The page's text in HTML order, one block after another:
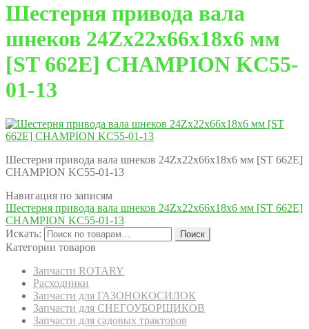
Шестерня привода вала
шнеков 24Zх22х66х18х6 мм
[ST 662E] CHAMPION KC55-
01-13
Шестерня привода вала шнеков 24Zх22х66х18х6 мм [ST 662E]
CHAMPION KC55-01-13
Навигация по записям
Шестерня привода вала шнеков 24Zх22х66х18х6 мм [ST 662E]
CHAMPION KC55-01-13
Искать:
Поиск
Категории товаров
Запчасти ROTARY
Расходники
Запчасти для ГАЗОНОКОСИЛОК
Запчасти для СНЕГОУБОРЩИКОВ
Запчасти для садовых тракторов